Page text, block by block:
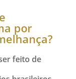
por
feito de